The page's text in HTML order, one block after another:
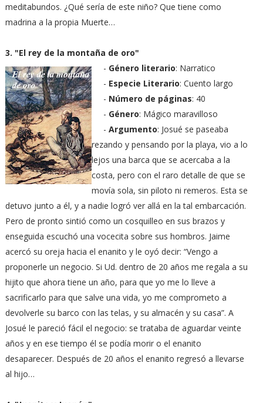
meditabundos. ¿Qué sería de este niño? Que tiene como
madrina a la propia Muerte…
3. "El rey de la montaña de oro"
- Género literario: Narratico
- Especie Literario: Cuento largo
- Número de páginas: 40
- Género: Mágico maravilloso
- Argumento: Josué se paseaba
rezando y pensando por la playa, vio a lo
lejos una barca que se acercaba a la
costa, pero con el raro detalle de que se
movía sola, sin piloto ni remeros. Esta se
detuvo junto a él, y a nadie logró ver allá en la tal embarcación.
Pero de pronto sintió como un cosquilleo en sus brazos y
enseguida escuchó una vocecita sobre sus hombros. Jaime
acercó su oreja hacia el enanito y le oyó decir: “Vengo a
proponerle un negocio. Si Ud. dentro de 20 años me regala a su
hijito que ahora tiene un año, para que yo me lo lleve a
sacrificarlo para que salve una vida, yo me comprometo a
devolverle su barco con las telas, y su almacén y su casa”. A
Josué le pareció fácil el negocio: se trataba de aguardar veinte
años y en ese tiempo él se podía morir o el enanito
desaparecer. Después de 20 años el enanito regresó a llevarse
al hijo…